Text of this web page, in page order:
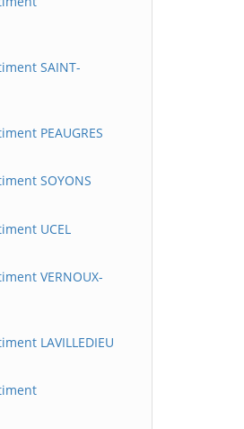
SAINT-
PEAUGRES
SOYONS
UCEL
VERNOUX-
LAVILLEDIEU